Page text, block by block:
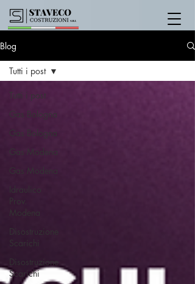
Blog
Tutti i post
Gas Bologna
Gas Bologna
Gas Modena
Gas Modena
Idraulico
Prov.
Modena
Disostruzione
Scarichi
Disostruzione
Scarichi
Tutti i post